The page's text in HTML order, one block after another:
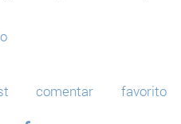
comentar favorito